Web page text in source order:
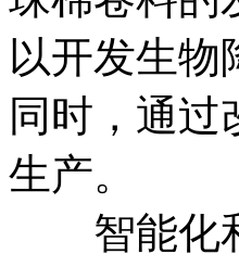
以开发生物
同时，通
生产。
智能化和